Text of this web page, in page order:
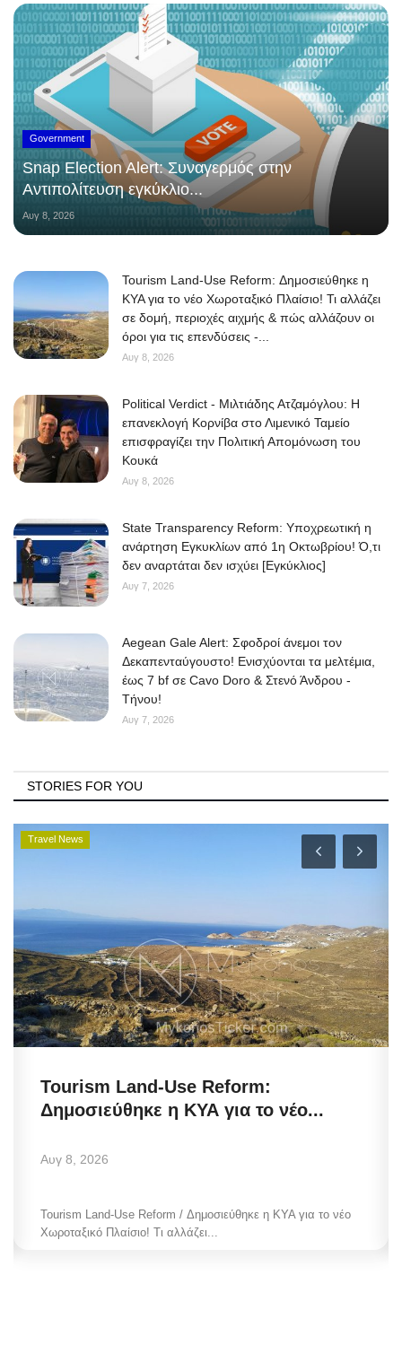
Government
Snap Election Alert: Συναγερμός στην
Αντιπολίτευση εγκύκλιο...
Αυγ 8, 2026
Tourism Land-Use Reform: Δημοσιεύθηκε η
ΚΥΑ για το νέο Χωροταξικό Πλαίσιο! Τι αλλάζει
σε δομή, περιοχές αιχμής & πώς αλλάζουν οι
όροι για τις επενδύσεις -...
Αυγ 8, 2026
Political Verdict - Μιλτιάδης Ατζαμόγλου: Η
επανεκλογή Κορνίβα στο Λιμενικό Ταμείο
επισφραγίζει την Πολιτική Απομόνωση του
Κουκά
Αυγ 8, 2026
State Transparency Reform: Υποχρεωτική η
ανάρτηση Εγκυκλίων από 1η Οκτωβρίου! Ό,τι
δεν αναρτάται δεν ισχύει [Εγκύκλιος]
Αυγ 7, 2026
Aegean Gale Alert: Σφοδροί άνεμοι τον
Δεκαπενταύγουστο! Ενισχύονται τα μελτέμια,
έως 7 bf σε Cavo Doro & Στενό Άνδρου -
Τήνου!
Αυγ 7, 2026
STORIES FOR YOU
Travel News
Tourism Land-Use Reform:
Δημοσιεύθηκε η ΚΥΑ για το νέο...
Αυγ 8, 2026
Tourism Land-Use Reform / Δημοσιεύθηκε η ΚΥΑ για το νέο
Χωροταξικό Πλαίσιο! Τι αλλάζει...